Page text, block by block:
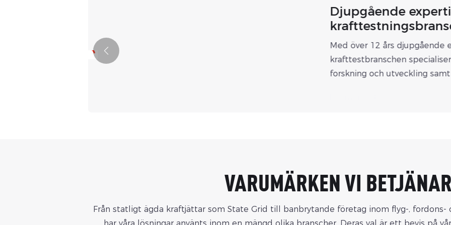
Djupgående
Med över 12 års djupgående
krafttestbranschen
forskning och utveckling
lösningar kritiska sektorer,
energi, kraftbolag, datacenter
testlösningar för flera
VARUMÄRKEN VI BETJÄNAR
Från statligt ägda kraftjättar som State Grid till banbrytande företag inom flyg-,